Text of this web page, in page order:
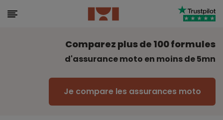
Comparez plus de 100 formules
d'assurance moto en moins de 5mn
Je compare les assurances moto